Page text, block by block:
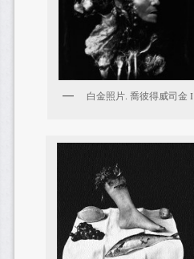
白金照片. 喬彼得威司金 I